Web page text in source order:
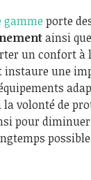
gamme porte
ainsi que
un confort à
instaure une
volonté de
pour